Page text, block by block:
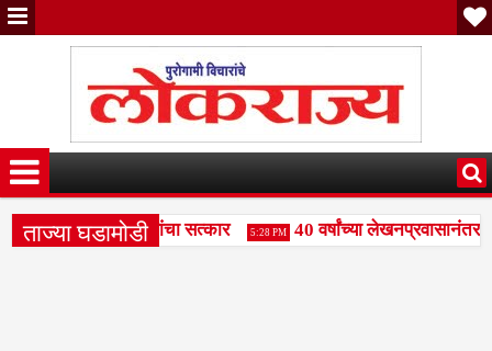
ताज्या घडामोडी
पाटील दुधगावकर यांचा सत्कार 5:28 PM
40 वर्षांच्या लेखनप्रवासानंतर